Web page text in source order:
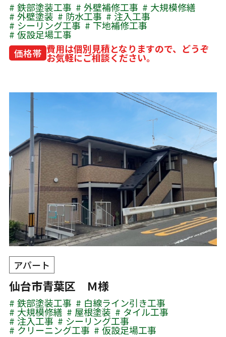
鉄部塗装工事 外壁補修工事 大規模修繕
外壁塗装 防水工事 注入工事
シーリング工事 下地補修工事
仮設足場工事
価格帯 費用は個別見積となりますので、どうぞ
お気軽にご相談ください。
アパート
仙台市青葉区 Ｍ様
鉄部塗装工事 白線ライン引き工事
大規模修繕 屋根塗装 タイル工事
注入工事 シーリング工事
クリーニング工事
仮設足場工事